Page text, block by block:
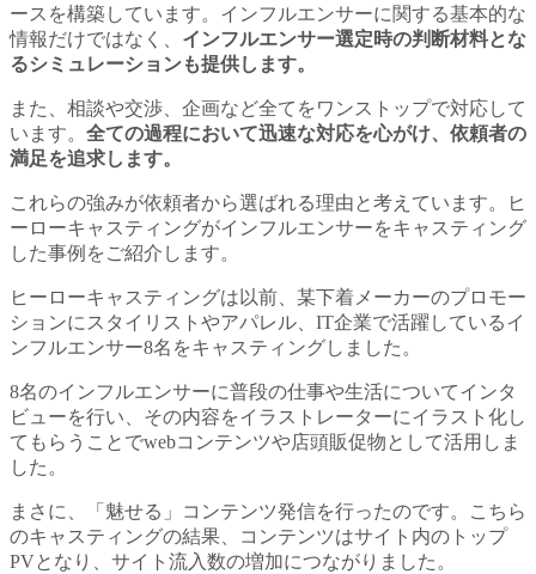
ースを構築しています。インフルエンサーに関する基本的な
情報だけではなく、 インフルエンサー選定時の判断材料とな
るシミュレーションも提供します。
また、相談や交渉、企画など全てをワンストップで対応して
います。 全ての過程において迅速な対応を心がけ、依頼者の
満足を追求します。
これらの強みが依頼者から選ばれる理由と考えています。ヒ
ーローキャスティングがインフルエンサーをキャスティング
した事例をご紹介します。
ヒーローキャスティングは以前、某下着メーカーのプロモー
ションにスタイリストやアパレル、IT企業で活躍しているイ
ンフルエンサー8名をキャスティングしました。
8名のインフルエンサーに普段の仕事や生活についてインタ
ビューを行い、その内容をイラストレーターにイラスト化し
てもらうことでwebコンテンツや店頭販促物として活用しま
した。
まさに、「魅せる」コンテンツ発信を行ったのです。こちら
のキャスティングの結果、コンテンツはサイト内のトップ
PVとなり、サイト流入数の増加につながりました。